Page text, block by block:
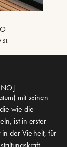
NO]
mit seinen
wie die
ist in erster
in der Vielheit, für